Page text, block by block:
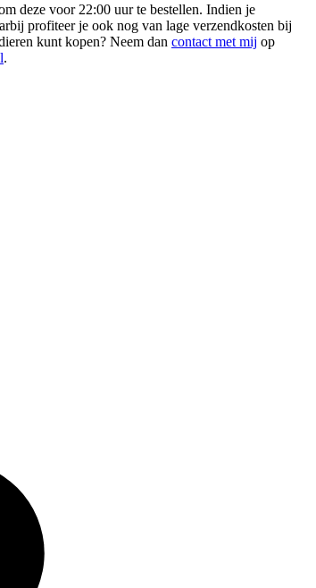
deze voor 22:00 uur te bestellen. Indien je
profiteer je ook nog van lage verzendkosten bij
kunt kopen? Neem dan contact met mij op
.